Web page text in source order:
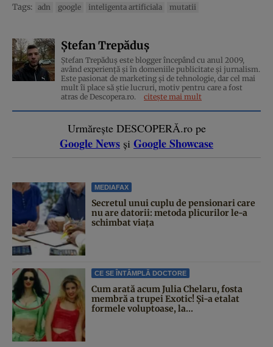
Tags: adn google inteligenta artificiala mutatii
Ștefan Trepăduș
Ștefan Trepăduș este blogger începând cu anul 2009,
având experiență și în domeniile publicitate și jurnalism.
Este pasionat de marketing și de tehnologie, dar cel mai
mult îi place să știe lucruri, motiv pentru care a fost
atras de Descopera.ro.
citește mai mult
Urmărește DESCOPERĂ.ro pe
Google News și Google Showcase
MEDIAFAX
Secretul unui cuplu de pensionari care
nu are datorii: metoda plicurilor le-a
schimbat viața
CE SE ÎNTÂMPLĂ DOCTORE
Cum arată acum Julia Chelaru, fosta
membră a trupei Exotic! Și-a etalat
formele voluptoase, la...